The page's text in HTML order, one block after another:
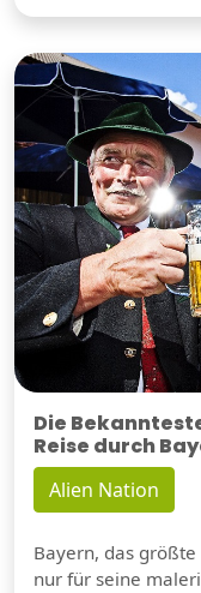
Die
Reise durch
Alien Nation
Bayern, das
nur für seine